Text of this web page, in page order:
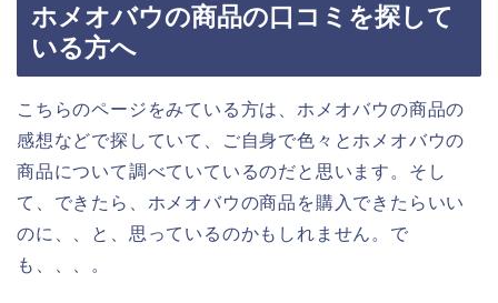
ホメオバウの商品の口コミを探して
いる方へ
こちらのページをみている方は、ホメオバウの商品の
感想などで探していて、ご自身で色々とホメオバウの
商品について調べていているのだと思います。そし
て、できたら、ホメオバウの商品を購入できたらいい
のに、、と、思っているのかもしれません。で
も、、、。